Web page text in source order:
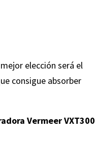
elección será el
consigue absorber
Vermeer VXT300